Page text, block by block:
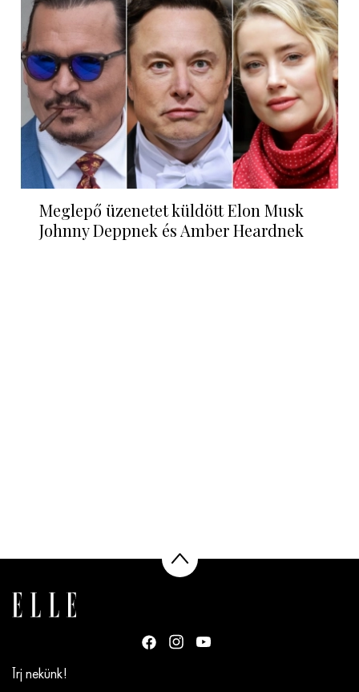
Meglepő üzenetet küldött Elon Musk
Johnny Deppnek és Amber Heardnek
Írj nekünk!